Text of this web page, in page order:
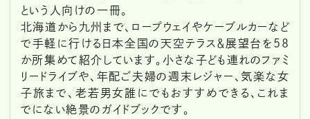
という人向けの一冊。
北海道から九州まで、ロープウェイやケーブルカーなど
で手軽に行ける日本全国の天空テラス＆展望台を58
か所集めて紹介しています。小さな子ども連れのファミ
リードライブや、年配ご夫婦の週末レジャー、気楽な女
子旅まで、老若男女誰にでもおすすめできる、これま
でにない絶景のガイドブックです。